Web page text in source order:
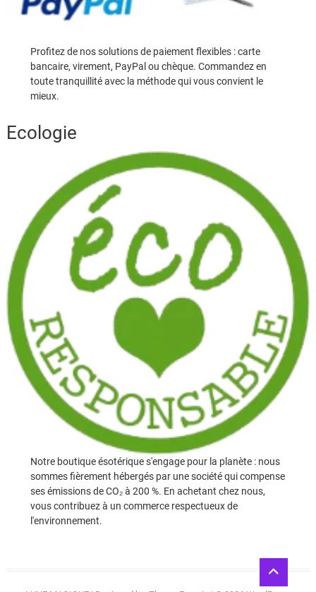
Profitez de nos solutions de paiement flexibles : carte
bancaire, virement, PayPal ou chèque. Commandez en
toute tranquillité avec la méthode qui vous convient le
mieux.
Ecologie
Notre boutique ésotérique s'engage pour la planète : nous
sommes fièrement hébergés par une société qui compense
ses émissions de CO₂ à 200 %. En achetant chez nous,
vous contribuez à un commerce respectueux de
l'environnement.